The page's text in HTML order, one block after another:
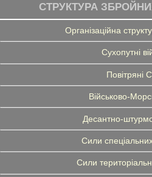
СТРУКТУРА
Організаційна
Сухопутні
Повітряні
Військово-
Десантно-
Сили
Сили